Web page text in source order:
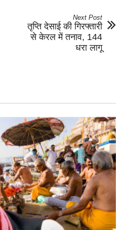
Next Post
तृप्ति देसाई की गिरफ्तारी
से केरल में तनाव, 144
धरा लागू